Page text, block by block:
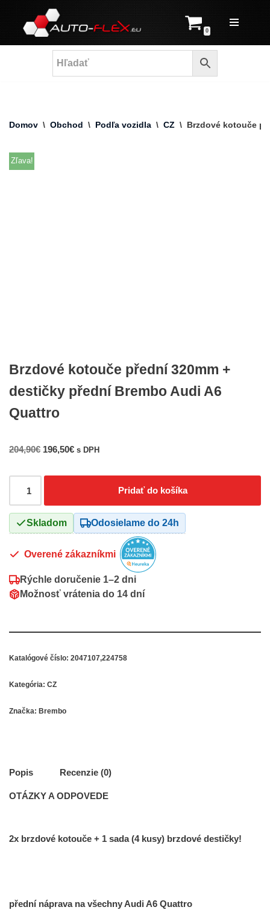
Prejsť
na
0
Domov \ Obchod \ Podľa vozidla \ CZ \ Brzdové kotouče
Zľava!
Brzdové kotouče přední 320mm +
destičky přední Brembo Audi A6
Quattro
204,90€ 196,50€ s DPH
Pridať do košíka
Skladom Odosielame do 24h
Overené zákazníkmi
Rýchle doručenie 1–2 dni
Možnosť vrátenia do 14 dní
Katalógové číslo: 2047107,224758
Kategória: CZ
Značka: Brembo
Popis Recenzie (0)
OTÁZKY A ODPOVEDE
2x brzdové kotouče + 1 sada (4 kusy) brzdové destičky!
přední náprava na všechny Audi A6 Quattro